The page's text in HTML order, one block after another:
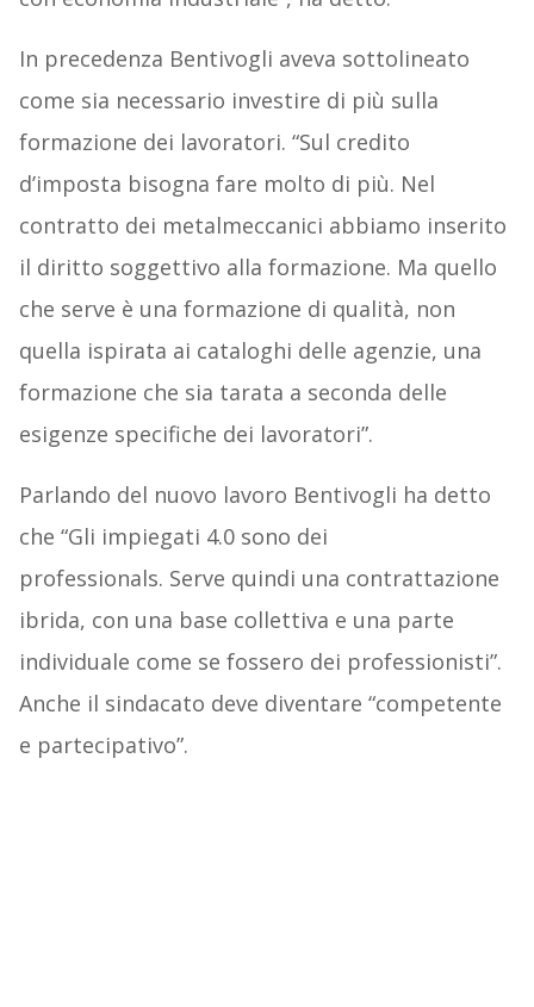
In precedenza Bentivogli aveva sottolineato
come sia necessario investire di più sulla
formazione dei lavoratori. “Sul credito
d’imposta bisogna fare molto di più. Nel
contratto dei metalmeccanici abbiamo inserito
il diritto soggettivo alla formazione. Ma quello
che serve è una formazione di qualità, non
quella ispirata ai cataloghi delle agenzie, una
formazione che sia tarata a seconda delle
esigenze specifiche dei lavoratori”.
Parlando del nuovo lavoro Bentivogli ha detto
che “Gli impiegati 4.0 sono dei
professionals. Serve quindi una contrattazione
ibrida, con una base collettiva e una parte
individuale come se fossero dei professionisti”.
Anche il sindacato deve diventare “competente
e partecipativo”.